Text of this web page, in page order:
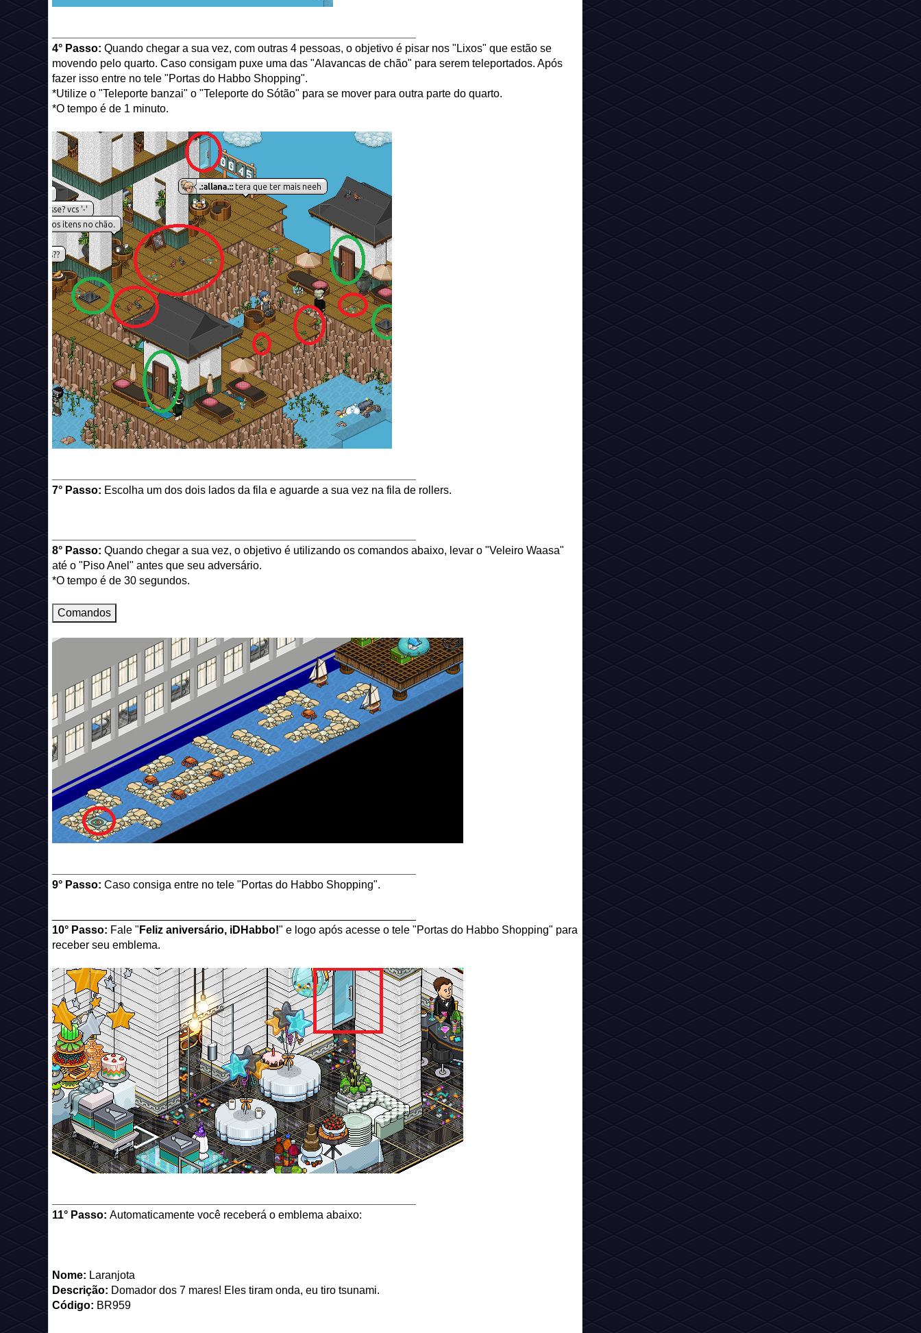
4° Passo: Quando chegar a sua vez, com outras 4 pessoas, o objetivo é pisar nos "Lixos" que estão se
movendo pelo quarto. Caso consigam puxe uma das "Alavancas de chão" para serem teleportados. Após
fazer isso entre no tele "Portas do Habbo Shopping".
*Utilize o "Teleporte banzai" o "Teleporte do Sótão" para se mover para outra parte do quarto.
*O tempo é de 1 minuto.
7° Passo: Escolha um dos dois lados da fila e aguarde a sua vez na fila de rollers.
8° Passo: Quando chegar a sua vez, o objetivo é utilizando os comandos abaixo, levar o "Veleiro Waasa"
até o "Piso Anel" antes que seu adversário.
*O tempo é de 30 segundos.
Comandos
9° Passo: Caso consiga entre no tele "Portas do Habbo Shopping".
10° Passo: Fale " Feliz aniversário, iDHabbo!" e logo após acesse o tele "Portas do Habbo Shopping" para
receber seu emblema.
11° Passo: Automaticamente você receberá o emblema abaixo:
Nome: Laranjota
Descrição: Domador dos 7 mares! Eles tiram onda, eu tiro tsunami.
Código: BR959